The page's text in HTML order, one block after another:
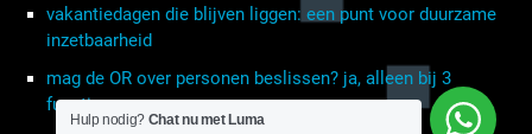
vakantiedagen die blijven liggen: een punt voor duurzame
inzetbaarheid
mag de OR over personen beslissen? ja, alleen bij 3
functies
Hulp nodig? Chat nu met Luma